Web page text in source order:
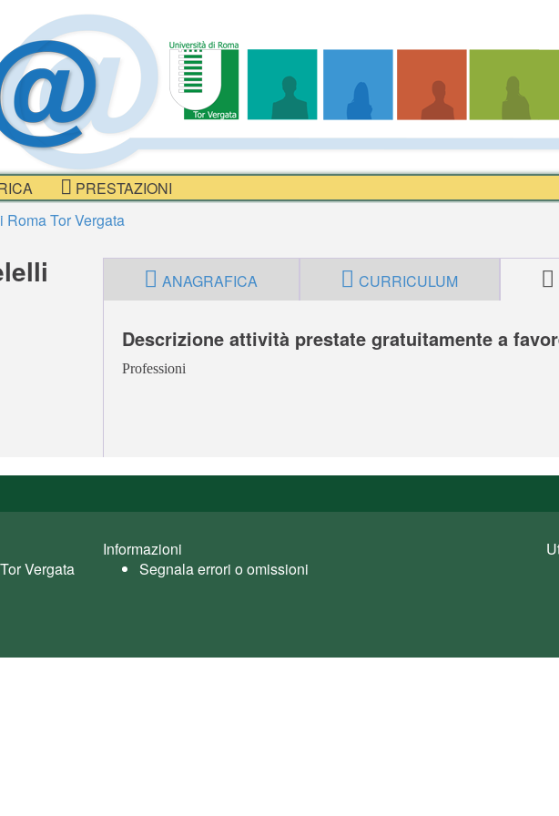
PRESTAZIONI
Tor Vergata
ANAGRAFICA CURRICULUM
Descrizione attività prestate gratuitamente a
Professioni
Vergata
Informazioni
Segnala errori o omissioni